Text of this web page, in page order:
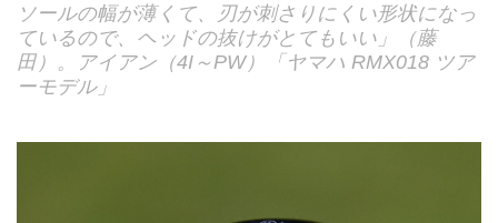
ソールの幅が薄くて、刃が刺さりにくい形状になっ
ているので、ヘッドの抜けがとてもいい」（藤
田）。アイアン（4I～PW）「ヤマハ RMX018 ツア
ーモデル」